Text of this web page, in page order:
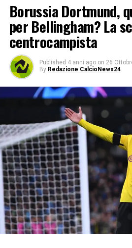
Borussia Dortmund,
per Bellingham? La
centrocampista
Published 4 anni ago on 26
By Redazione CalcioNews24